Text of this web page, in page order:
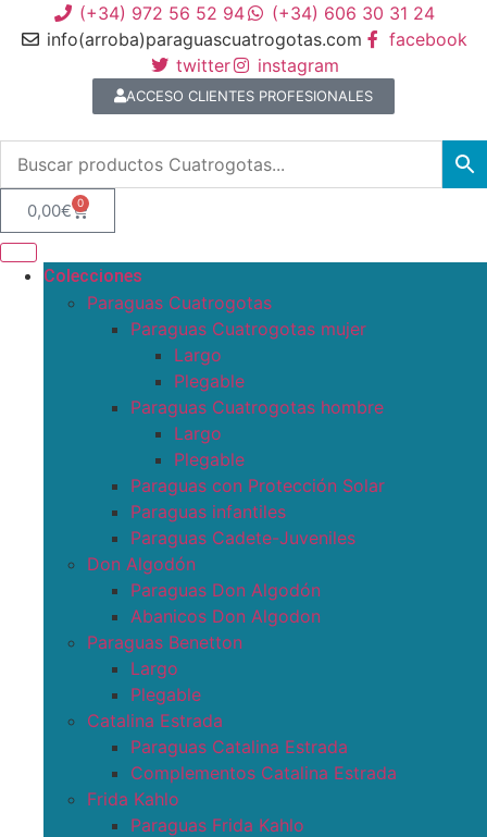
(+34) 972 56 52 94
(+34) 606 30 31 24
info(arroba)paraguascuatrogotas.com
facebook
twitter
instagram
ACCESO CLIENTES PROFESIONALES
0,00€ 0
Colecciones
Paraguas Cuatrogotas
Paraguas Cuatrogotas mujer
Largo
Plegable
Paraguas Cuatrogotas hombre
Largo
Plegable
Paraguas con Protección Solar
Paraguas infantiles
Paraguas Cadete-Juveniles
Don Algodón
Paraguas Don Algodón
Abanicos Don Algodon
Paraguas Benetton
Largo
Plegable
Catalina Estrada
Paraguas Catalina Estrada
Complementos Catalina Estrada
Frida Kahlo
Paraguas Frida Kahlo